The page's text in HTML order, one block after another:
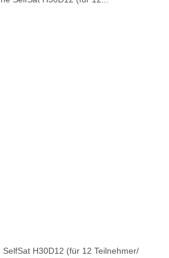
H30D12 (für 12 Teilnehmer/